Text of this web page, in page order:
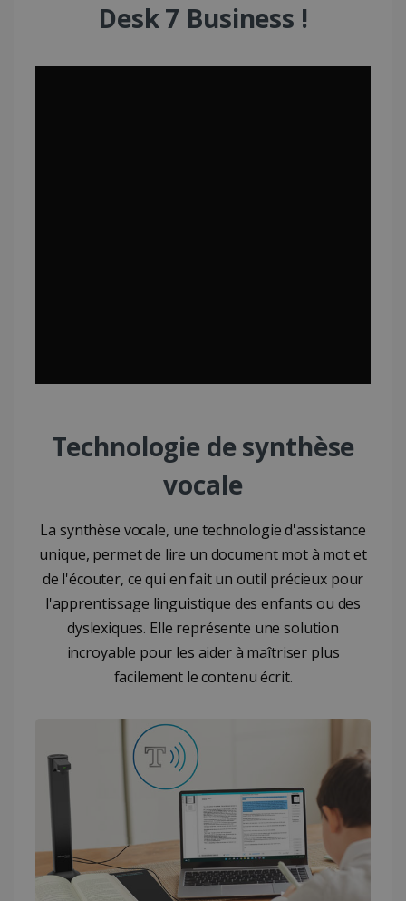
Desk 7 Business !
Technologie de synthèse
vocale
La synthèse vocale, une technologie d'assistance
unique, permet de lire un document mot à mot et
de l'écouter, ce qui en fait un outil précieux pour
l'apprentissage linguistique des enfants ou des
dyslexiques. Elle représente une solution
incroyable pour les aider à maîtriser plus
facilement le contenu écrit.